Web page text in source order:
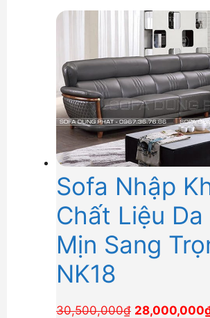
28,600,000₫.
Sofa Nhập
Chất Liệu Da
Mịn Sang
NK18
30,500,000₫ Giá
28,000,000